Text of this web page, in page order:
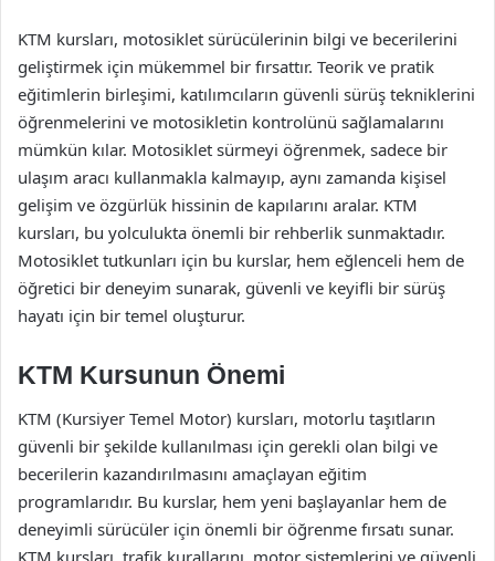
KTM kursları, motosiklet sürücülerinin bilgi ve becerilerini
geliştirmek için mükemmel bir fırsattır. Teorik ve pratik
eğitimlerin birleşimi, katılımcıların güvenli sürüş tekniklerini
öğrenmelerini ve motosikletin kontrolünü sağlamalarını
mümkün kılar. Motosiklet sürmeyi öğrenmek, sadece bir
ulaşım aracı kullanmakla kalmayıp, aynı zamanda kişisel
gelişim ve özgürlük hissinin de kapılarını aralar. KTM
kursları, bu yolculukta önemli bir rehberlik sunmaktadır.
Motosiklet tutkunları için bu kurslar, hem eğlenceli hem de
öğretici bir deneyim sunarak, güvenli ve keyifli bir sürüş
hayatı için bir temel oluşturur.
KTM Kursunun Önemi
KTM (Kursiyer Temel Motor) kursları, motorlu taşıtların
güvenli bir şekilde kullanılması için gerekli olan bilgi ve
becerilerin kazandırılmasını amaçlayan eğitim
programlarıdır. Bu kurslar, hem yeni başlayanlar hem de
deneyimli sürücüler için önemli bir öğrenme fırsatı sunar.
KTM kursları, trafik kurallarını, motor sistemlerini ve güvenli